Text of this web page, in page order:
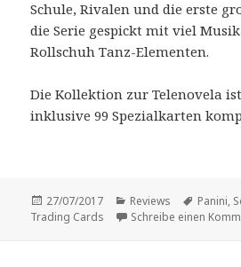
Schule, Rivalen und die erste
die Serie gespickt mit viel
Rollschuh Tanz-Elementen.
Die Kollektion zur Telenovela
inklusive 99 Spezialkarten
Veröffentlicht
am
27/07/2017 Kategorien
Reviews Panini,
Trading Cards
Schreibe einen